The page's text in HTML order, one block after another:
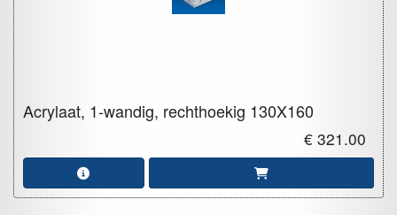
Acrylaat, 1-wandig, rechthoekig 130X160
€ 321.00